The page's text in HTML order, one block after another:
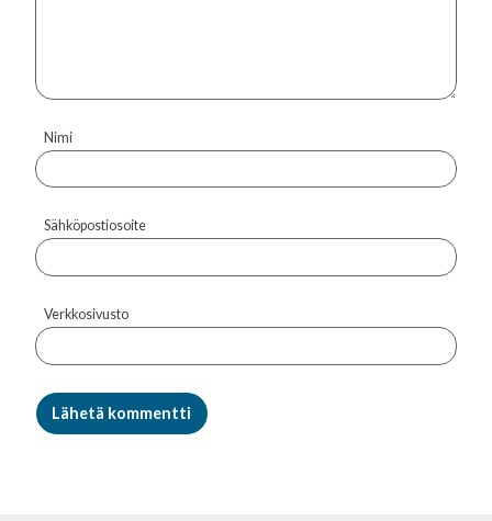
Nimi
Sähköpostiosoite
Verkkosivusto